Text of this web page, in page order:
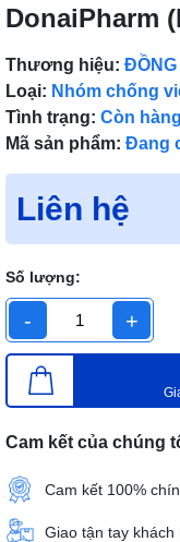
DonaiPharm
Thương hiệu: ĐỒNG
Loại: Nhóm chống
Tình trạng: Còn hàng
Mã sản phẩm: Đang
Liên hệ
Số lượng:
- +
Cam kết của chúng
Cam kết 100%
Giao tận tay khách